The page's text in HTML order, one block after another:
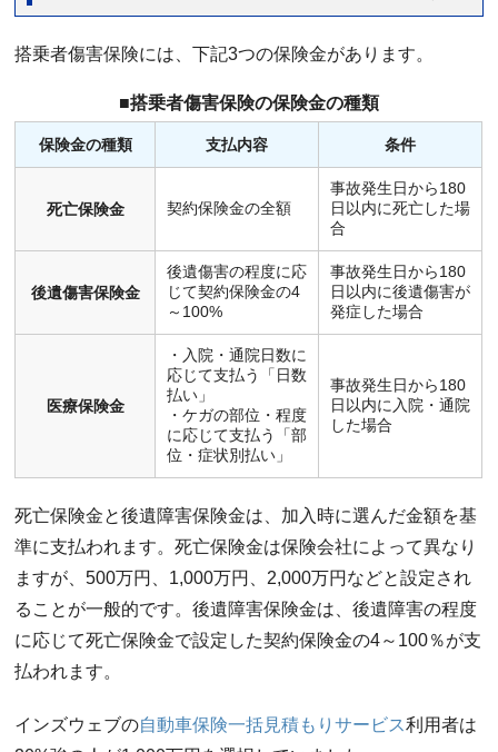
搭乗者傷害保険には、下記3つの保険金があります。
■搭乗者傷害保険の保険金の種類
保険金の種類 支払内容 条件
死亡保険金 契約保険金の全額
事故発生日から180
日以内に死亡した場
合
後遺傷害保険金
後遺傷害の程度に応
じて契約保険金の4
～100%
事故発生日から180
日以内に後遺傷害が
発症した場合
医療保険金
・入院・通院日数に
応じて支払う「日数
払い」
・ケガの部位・程度
に応じて支払う「部
位・症状別払い」
事故発生日から180
日以内に入院・通院
した場合
死亡保険金と後遺障害保険金は、加入時に選んだ金額を基
準に支払われます。死亡保険金は保険会社によって異なり
ますが、500万円、1,000万円、2,000万円などと設定され
ることが一般的です。後遺障害保険金は、後遺障害の程度
に応じて死亡保険金で設定した契約保険金の4～100％が支
払われます。
インズウェブの自動車保険一括見積もりサービス利用者は